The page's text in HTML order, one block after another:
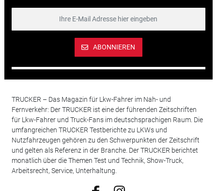
ABONNIEREN
TRUCKER – Das Magazin für Lkw-Fahrer im Nah- und
Fernverkehr: Der TRUCKER ist eine der führenden Zeitschriften
für Lkw-Fahrer und Truck-Fans im deutschsprachigen Raum. Die
umfangreichen TRUCKER Testberichte zu LKWs und
Nutzfahrzeugen gehören zu den Schwerpunkten der Zeitschrift
und gelten als Referenz in der Branche. Der TRUCKER berichtet
monatlich über die Themen Test und Technik, Show-Truck,
Arbeitsrecht, Service, Unterhaltung.